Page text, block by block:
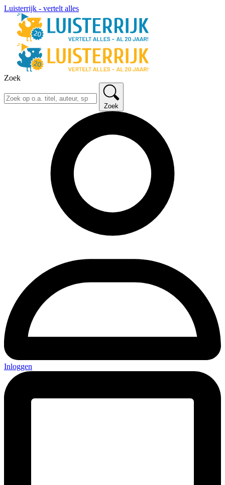
Luisterrijk - vertelt alles
Zoek
Zoek
Inloggen